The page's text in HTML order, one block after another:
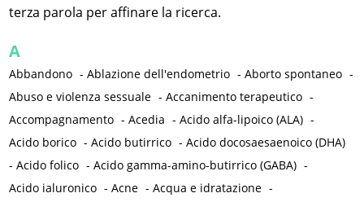
terza parola per affinare la ricerca.
A
Abbandono -Ablazione dell'endometrio -Aborto spontaneo -
Abuso e violenza sessuale -Accanimento terapeutico -
Accompagnamento -Acedia -Acido alfa-lipoico (ALA) -
Acido borico -Acido butirrico -Acido docosaesaenoico (DHA)
-Acido folico -Acido gamma-amino-butirrico (GABA) -
Acido ialuronico -Acne -Acqua e idratazione -